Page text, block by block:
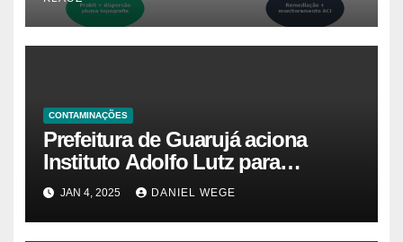
CONTAMINAÇÕES
Prefeitura de Guarujá aciona
Instituto Adolfo Lutz para
identificar causas da virose em
moradores e turistas – Notícias
das Praias
JAN 4, 2025 DANIEL WEGE